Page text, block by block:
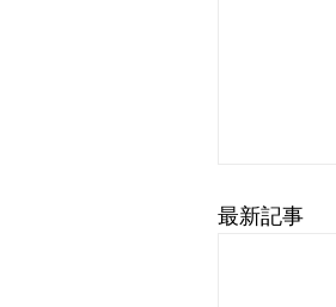
最新記事